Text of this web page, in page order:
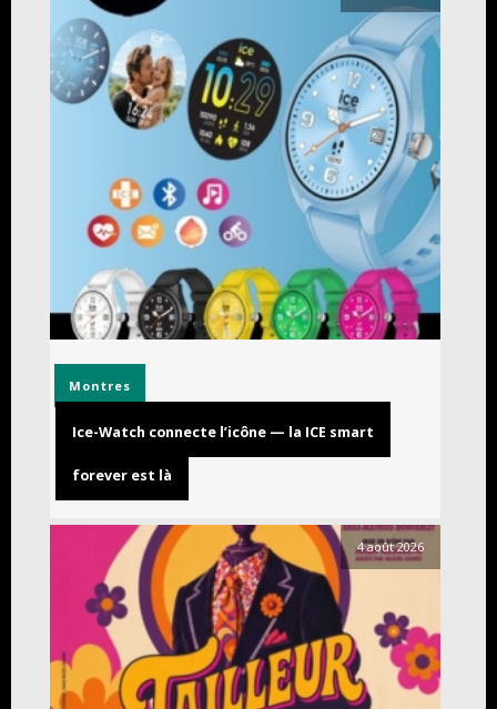
Montres
Ice-Watch connecte l’icône — la ICE smart
forever est là
4 août 2026